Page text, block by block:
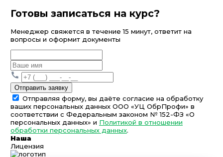
Готовы записаться на курс?
Менеджер свяжется в течение 15 минут, ответит на
вопросы и оформит документы
Отправить заявку
Отправляя форму, вы даёте согласие на обработку
ваших персональных данных ООО «УЦ ОбрПрофи» в
соответствии с Федеральным законом № 152-ФЗ «О
персональных данных» и Политикой в отношении
обработки персональных данных.
Наша
Лицензия